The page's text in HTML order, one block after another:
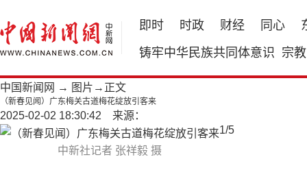
即时 时政 财经 同心
铸牢中华民族共同体意识 宗教
中国新闻网 → 图片 →正文
（新春见闻）广东梅关古道梅花绽放引客来
2025-02-02 18:30:42 来源：
中新社记者 张祥毅 摄
1/5